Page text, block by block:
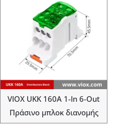
VIOX UKK 160A 1-In 6-Out
Πράσινο μπλοκ διανομής